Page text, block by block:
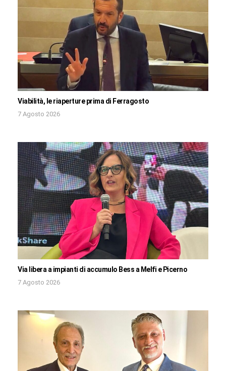
Viabilità, le riaperture prima di Ferragosto
7 Agosto 2026
Via libera a impianti di accumulo Bess a Melfi e Picerno
7 Agosto 2026